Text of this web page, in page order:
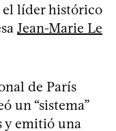
el líder histórico
Jean-Marie Le
de París
un “sistema”
y emitió una